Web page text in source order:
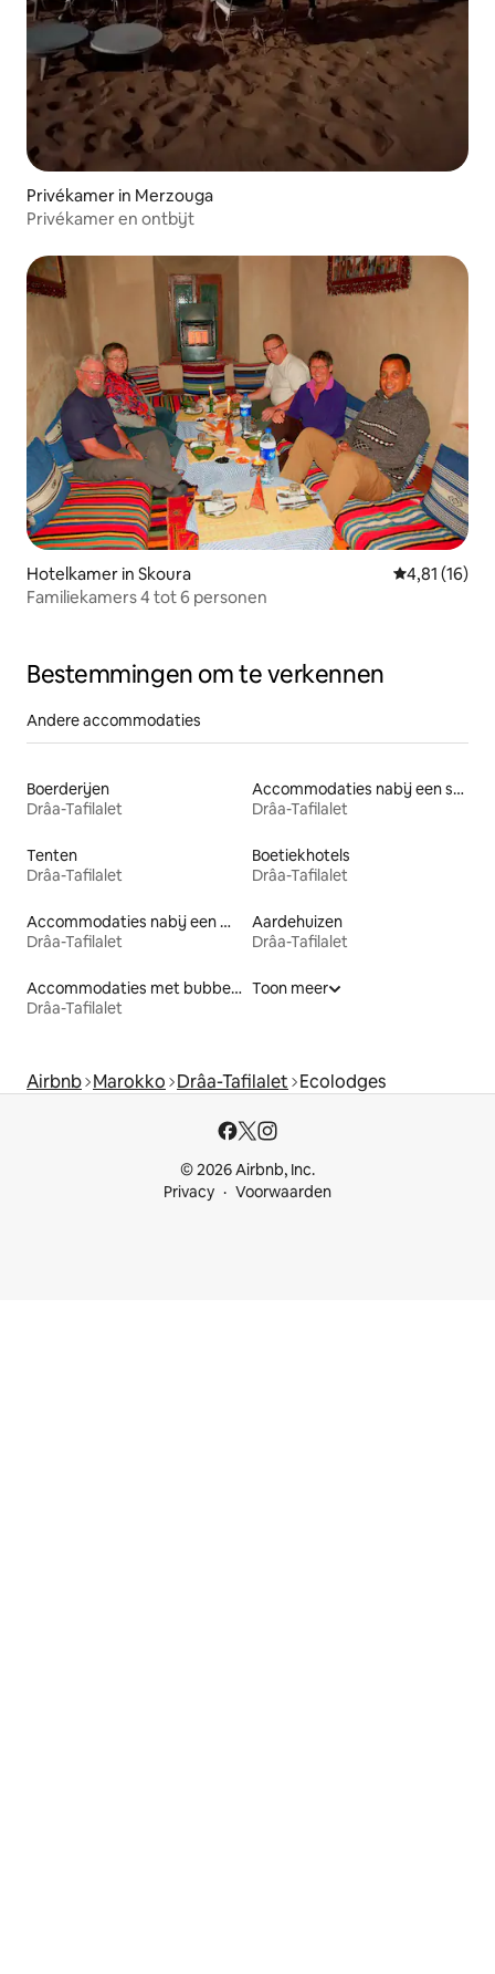
Privékamer in Merzouga
Privékamer en ontbijt
Hotelkamer in Skoura Gemiddelde
4,81 (16)
Familiekamers 4 tot 6 personen
Bestemmingen om te verkennen
Andere accommodaties
Boerderijen
Drâa-Tafilalet
Accommodaties nabij een strand
Drâa-Tafilalet
Tenten
Drâa-Tafilalet
Boetiekhotels
Drâa-Tafilalet
Accommodaties nabij een meer
Drâa-Tafilalet
Aardehuizen
Drâa-Tafilalet
Accommodaties met bubbelbad
Drâa-Tafilalet
Toon meer
Airbnb Marokko Drâa-Tafilalet Ecolodges
© 2026 Airbnb, Inc.
Privacy
Voorwaarden